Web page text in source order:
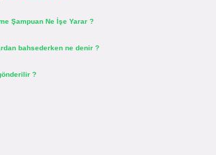
Şampuan Ne İşe Yarar ?
bahsederken ne denir ?
?